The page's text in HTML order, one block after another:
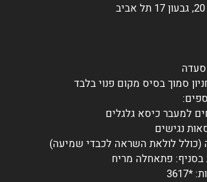
סמוך בסיס מקום פנוי בלבד
למעבר כיסא גלגלים
נגישים
(כולל לולאת השראה לכבדי שמיעה)
בסניף: פתאחלה מריח